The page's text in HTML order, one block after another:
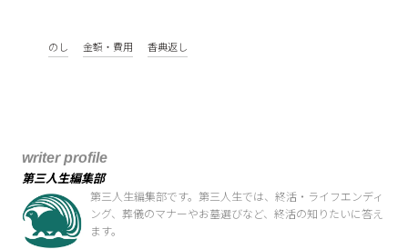
のし 金額・費用 香典返し
writer profile
第三人生編集部
第三人生編集部です。第三人生では、終活・ライフエンディ
ング、葬儀のマナーやお墓選びなど、終活の知りたいに答え
ます。